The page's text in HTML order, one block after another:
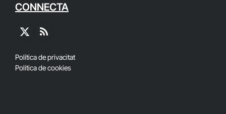
CONNECTA
X
RSS
Política de privacitat
Política de cookies